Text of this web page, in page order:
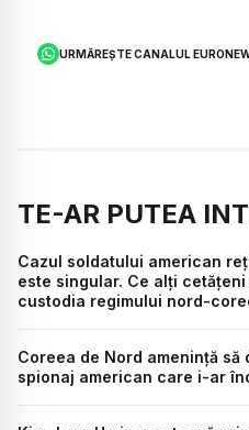
URMĂREȘTE CANALUL
TE-AR PUTEA
Cazul soldatului american
este singular. Ce alți
custodia regimului nord-
Coreea de Nord ameninţă
spionaj american care i-ar